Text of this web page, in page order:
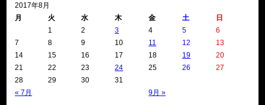
2017年8月
月
火 水 木 金 土 日
« 7月 9月 »
1 2 3 4 5
6
7
8 9 10 11 12
13
14
15 16 17 18 19
20
21
22 23 24 25 26
27
28
29 30 31